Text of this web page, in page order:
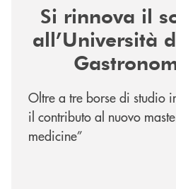
Si rinnova il
all’Università
Oltre a tre borse di studio
il contributo al nuovo
medicine”